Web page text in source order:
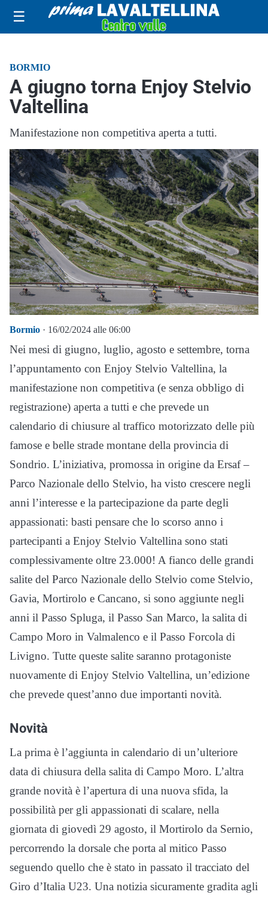
☰
BORMIO
A giugno torna Enjoy Stelvio
Valtellina
Manifestazione non competitiva aperta a tutti.
Bormio · 16/02/2024 alle 06:00
Nei mesi di giugno, luglio, agosto e settembre, torna
l’appuntamento con Enjoy Stelvio Valtellina, la
manifestazione non competitiva (e senza obbligo di
registrazione) aperta a tutti e che prevede un
calendario di chiusure al traffico motorizzato delle più
famose e belle strade montane della provincia di
Sondrio. L’iniziativa, promossa in origine da Ersaf –
Parco Nazionale dello Stelvio, ha visto crescere negli
anni l’interesse e la partecipazione da parte degli
appassionati: basti pensare che lo scorso anno i
partecipanti a Enjoy Stelvio Valtellina sono stati
complessivamente oltre 23.000! A fianco delle grandi
salite del Parco Nazionale dello Stelvio come Stelvio,
Gavia, Mortirolo e Cancano, si sono aggiunte negli
anni il Passo Spluga, il Passo San Marco, la salita di
Campo Moro in Valmalenco e il Passo Forcola di
Livigno. Tutte queste salite saranno protagoniste
nuovamente di Enjoy Stelvio Valtellina, un’edizione
che prevede quest’anno due importanti novità.
Novità
La prima è l’aggiunta in calendario di un’ulteriore
data di chiusura della salita di Campo Moro. L’altra
grande novità è l’apertura di una nuova sfida, la
possibilità per gli appassionati di scalare, nella
giornata di giovedì 29 agosto, il Mortirolo da Sernio,
percorrendo la dorsale che porta al mitico Passo
seguendo quello che è stato in passato il tracciato del
Giro d’Italia U23. Una notizia sicuramente gradita agli